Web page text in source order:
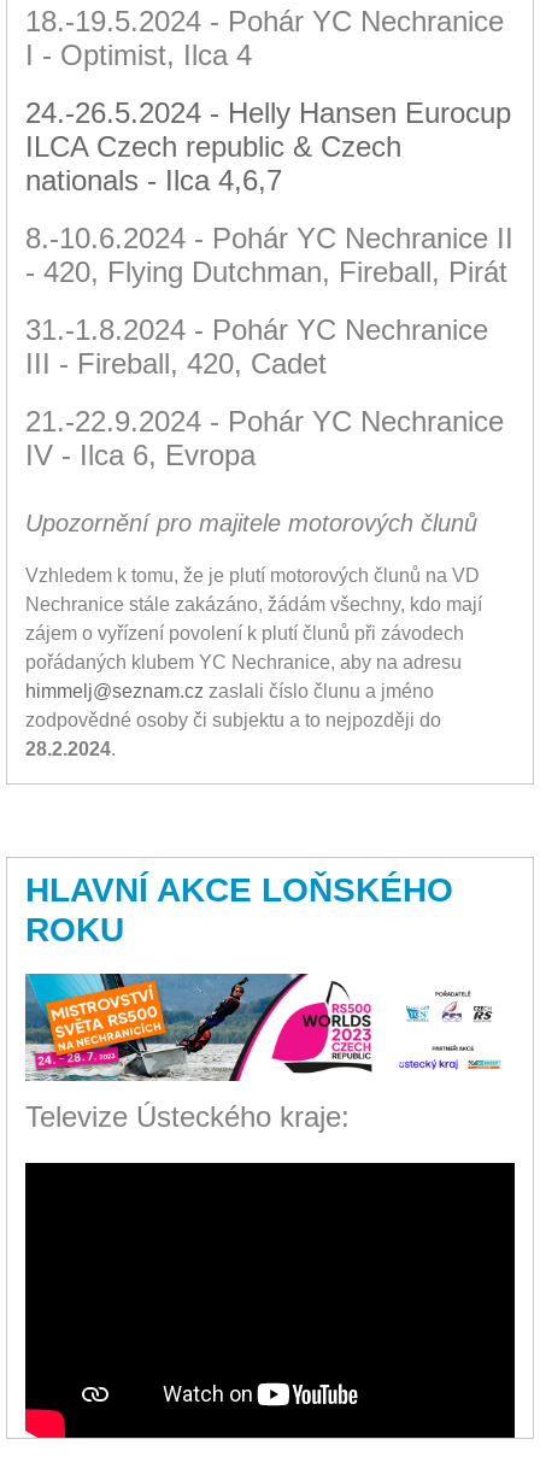
18.-19.5.2024 - Pohár YC Nechranice
I - Optimist, Ilca 4
24.-26.5.2024 - Helly Hansen Eurocup
ILCA Czech republic & Czech
nationals - Ilca 4,6,7
8.-10.6.2024 - Pohár YC Nechranice II
- 420, Flying Dutchman, Fireball, Pirát
31.-1.8.2024 - Pohár YC Nechranice
III - Fireball, 420, Cadet
21.-22.9.2024 - Pohár YC Nechranice
IV - Ilca 6, Evropa
Upozornění pro majitele motorových člunů
Vzhledem k tomu, že je plutí motorových člunů na VD
Nechranice stále zakázáno, žádám všechny, kdo mají
zájem o vyřízení povolení k plutí člunů při závodech
pořádaných klubem YC Nechranice, aby na adresu
himmelj@seznam.cz zaslali číslo člunu a jméno
zodpovědné osoby či subjektu a to nejpozději do
28.2.2024.
HLAVNÍ AKCE LOŇSKÉHO
ROKU
Televize Ústeckého kraje: